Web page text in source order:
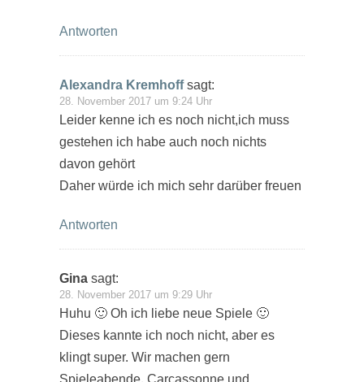
Antworten
Alexandra Kremhoff sagt:
28. November 2017 um 9:24 Uhr
Leider kenne ich es noch nicht,ich muss
gestehen ich habe auch noch nichts
davon gehört
Daher würde ich mich sehr darüber freuen
Antworten
Gina sagt:
28. November 2017 um 9:29 Uhr
Huhu 🙂 Oh ich liebe neue Spiele 🙂
Dieses kannte ich noch nicht, aber es
klingt super. Wir machen gern
Spieleabende. Carcassonne und